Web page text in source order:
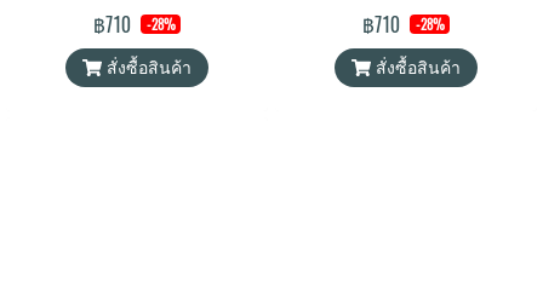
วเวอร์แบงค์ Orsen by Eloop ของ
แท้ 100% ได้รับมาตรฐาน
มอก.2879-2560 แถมฟรี! ซองใส่
฿710 -28%
สั่งซื้อสินค้า
วเวอร์แบงค์ Orsen by Eloop ของ
แท้ 100% ได้รับมาตรฐาน
มอก.2879-2560 แถมฟรี! ซองใส่
฿710 -28%
สั่งซื้อสินค้า